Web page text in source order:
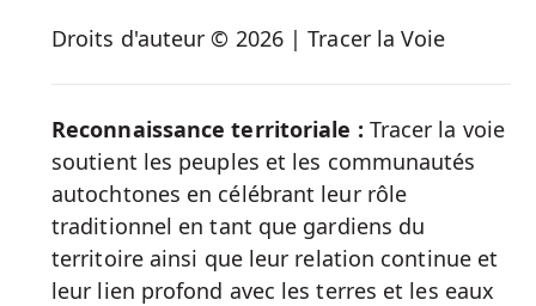
Social
Media
Droits d'auteur © 2026 | Tracer la Voie
Reconnaissance territoriale : Tracer la voie
soutient les peuples et les communautés
autochtones en célébrant leur rôle
traditionnel en tant que gardiens du
territoire ainsi que leur relation continue et
leur lien profond avec les terres et les eaux